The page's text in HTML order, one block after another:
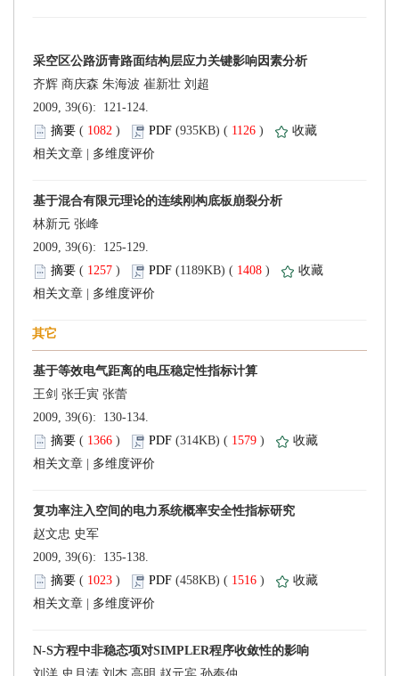
2009, 39(6): 121-124.
(
) 1126 )
2009, 39(6): 125-129.
(
) 1408 )
2009, 39(6): 130-134.
(
) 1579 )
2009, 39(6): 135-138.
(
) 1516 )